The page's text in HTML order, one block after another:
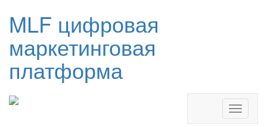
MLF цифровая
маркетинговая
платформа